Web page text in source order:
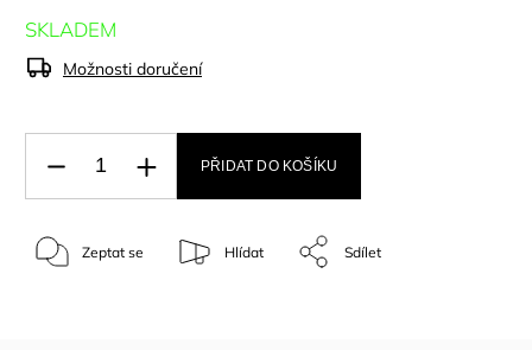
SKLADEM
Možnosti doručení
PŘIDAT DO KOŠÍKU
Zeptat se Hlídat Sdílet